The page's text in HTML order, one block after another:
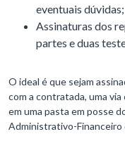
eventuais dúvidas;
Assinaturas dos
partes e duas
O ideal é que sejam
com a contratada, uma
em uma pasta em posse
Administrativo-Financeiro